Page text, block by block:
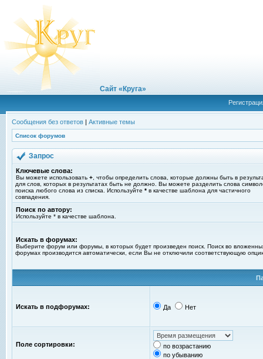
Сайт «Круга»
Сообщения без ответов | Активные темы
Список форумов
Запрос
Ключевые слова:
Вы можете использовать + , чтобы определить слова, которые должны быть в
для слов, которых в результатах быть не должно. Вы можете разделить слова
поиска любого слова из списка. Используйте * в качестве шаблона для частичного
совпадения.
Поиск по автору:
Используйте * в качестве шаблона.
Искать в форумах:
Выберите форум или форумы, в которых будет произведен поиск. Поиск во
форумах производится автоматически, если Вы не отключили соответствующую
Искать в подфорумах: Да Нет
Поле сортировки:
по возрастанию
по убыванию